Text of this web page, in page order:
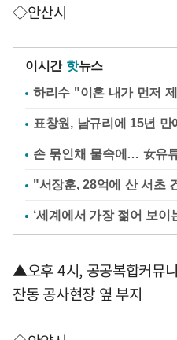
◇안산시
이시간 핫뉴스
하리수 "이혼 내가 먼저
표창원, 남규리에 15년
손 묶인채 물속에… 女유
"서장훈, 28억에 산 서초
▲오후 4시, 공공복합커뮤
잔동 공사현장 옆 부지